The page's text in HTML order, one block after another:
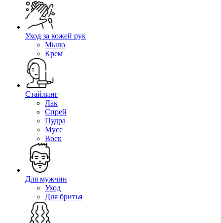
Уход за кожей рук
Мыло
Крем
Стайлинг
Лак
Спрей
Пудра
Мусс
Воск
Для мужчин
Уход
Для бритья